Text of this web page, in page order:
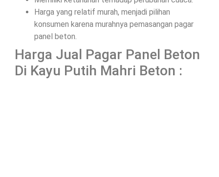
Harga yang relatif murah, menjadi pilihan
konsumen karena murahnya pemasangan pagar
panel beton.
Harga Jual Pagar Panel Beton
Di Kayu Putih Mahri Beton :